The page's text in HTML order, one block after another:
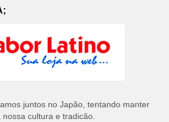
juntos no Japão, tentando manter
nossa cultura e tradicão.